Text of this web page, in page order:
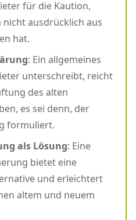
für die Kaution,
ausdrücklich aus
hat.
: Ein allgemeines
unterschreibt, reicht
des alten
es sei denn, der
formuliert.
als Lösung: Eine
bietet eine
und erleichtert
altem und neuem